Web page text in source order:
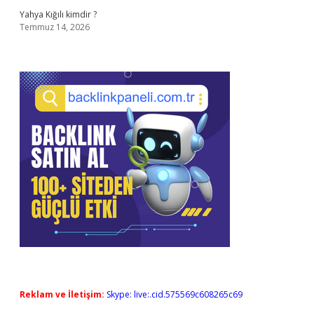
Yahya Kığılı kimdir ?
Temmuz 14, 2026
Reklam ve İletişim: Skype: live:.cid.575569c608265c69